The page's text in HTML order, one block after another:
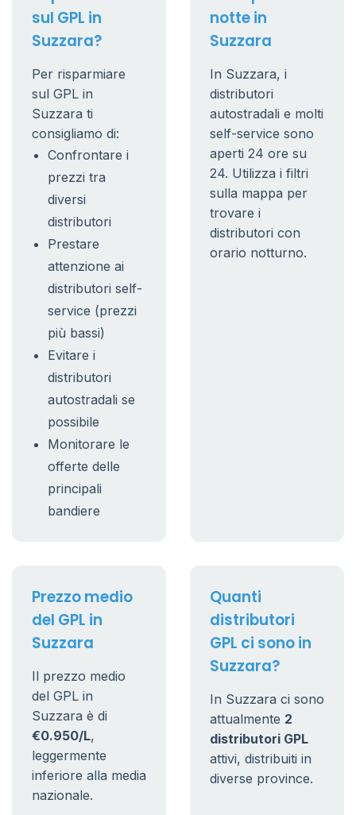
sul GPL in
Suzzara?
Per risparmiare
sul GPL in
Suzzara ti
consigliamo di:
Confrontare i
prezzi tra
diversi
distributori
Prestare
attenzione ai
distributori self-
service (prezzi
più bassi)
Evitare i
distributori
autostradali se
possibile
Monitorare le
offerte delle
principali
bandiere
notte in
Suzzara
In Suzzara, i
distributori
autostradali e molti
self-service sono
aperti 24 ore su
24. Utilizza i filtri
sulla mappa per
trovare i
distributori con
orario notturno.
Prezzo medio
del GPL in
Suzzara
Il prezzo medio
del GPL in
Suzzara è di
€0.950/L,
leggermente
inferiore alla media
nazionale.
Quanti
distributori
GPL ci sono in
Suzzara?
In Suzzara ci sono
attualmente 2
distributori GPL
attivi, distribuiti in
diverse province.